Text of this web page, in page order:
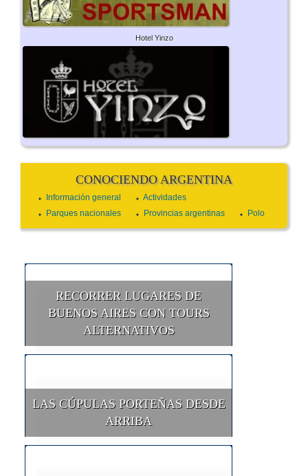
Hotel Yinzo
CONOCIENDO ARGENTINA
Información general
Actividades
Parques nacionales
Provincias argentinas Polo
RECORRER LUGARES DE
BUENOS AIRES CON TOURS
ALTERNATIVOS
LAS CÚPULAS PORTEÑAS DESDE
ARRIBA